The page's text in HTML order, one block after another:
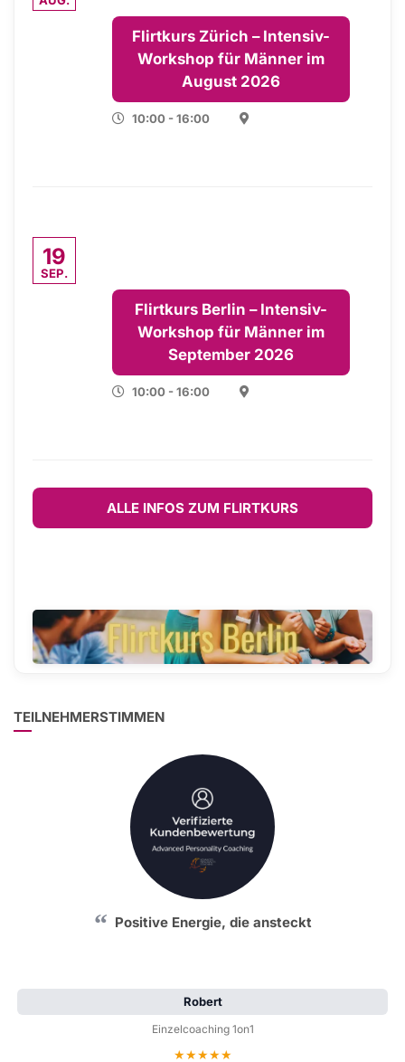
Flirtkurs Zürich – Intensiv-
Workshop für Männer im
August 2026
10:00 - 16:00
19
SEP.
Flirtkurs Berlin – Intensiv-
Workshop für Männer im
September 2026
10:00 - 16:00
ALLE INFOS ZUM FLIRTKURS
TEILNEHMERSTIMMEN
Positive Energie, die ansteckt
Robert
Einzelcoaching 1on1
Bewertung: 5 von 5 Sternen